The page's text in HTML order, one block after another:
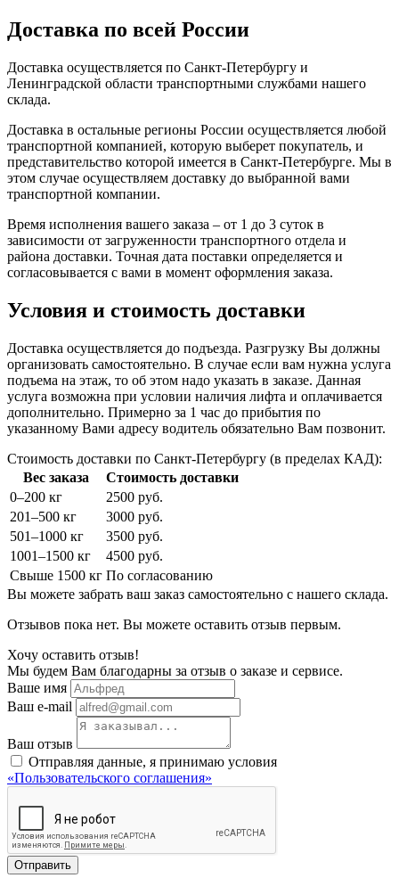
Доставка по всей России
Доставка осуществляется по Санкт-Петербургу и
Ленинградской области транспортными службами нашего
склада.
Доставка в остальные регионы России осуществляется любой
транспортной компанией, которую выберет покупатель, и
представительство которой имеется в Санкт-Петербурге. Мы в
этом случае осуществляем доставку до выбранной вами
транспортной компании.
Время исполнения вашего заказа – от 1 до 3 суток в
зависимости от загруженности транспортного отдела и
района доставки. Точная дата поставки определяется и
согласовывается с вами в момент оформления заказа.
Условия и стоимость доставки
Доставка осуществляется до подъезда. Разгрузку Вы должны
организовать самостоятельно. В случае если вам нужна услуга
подъема на этаж, то об этом надо указать в заказе. Данная
услуга возможна при условии наличия лифта и оплачивается
дополнительно. Примерно за 1 час до прибытия по
указанному Вами адресу водитель обязательно Вам позвонит.
Стоимость доставки по Санкт-Петербургу (в пределах КАД):
Вес заказа
Стоимость доставки
0–200 кг
2500 руб.
201–500 кг
3000 руб.
501–1000 кг
3500 руб.
1001–1500 кг
4500 руб.
Свыше 1500 кг По согласованию
Вы можете забрать ваш заказ самостоятельно с нашего склада.
Отзывов пока нет. Вы можете оставить отзыв первым.
Хочу оставить отзыв!
Мы будем Вам благодарны за отзыв о заказе и сервисе.
Ваше имя
Ваш e-mail
Ваш отзыв
Отправляя данные, я принимаю условия
«Пользовательского соглашения»
Отправить